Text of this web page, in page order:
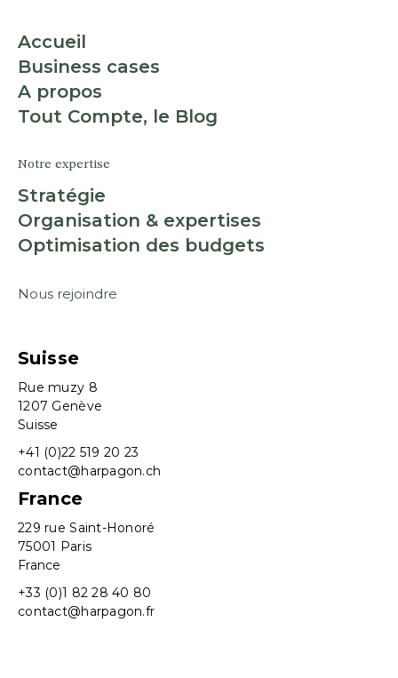
Accueil
Business cases
A propos
Tout Compte, le Blog
Notre expertise
Stratégie
Organisation & expertises
Optimisation des budgets
Nous rejoindre
Suisse
Rue muzy 8
1207 Genève
Suisse
+41 (0)22 519 20 23
contact@harpagon.ch
France
229 rue Saint-Honoré
75001 Paris
France
+33 (0)1 82 28 40 80
contact@harpagon.fr